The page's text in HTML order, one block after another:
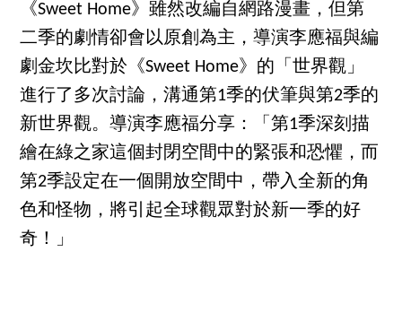
《Sweet Home》雖然改編自網路漫畫，但第
二季的劇情卻會以原創為主，導演李應福與編
劇金坎比對於《Sweet Home》的「世界觀」
進行了多次討論，溝通第1季的伏筆與第2季的
新世界觀。導演李應福分享：「第1季深刻描
繪在綠之家這個封閉空間中的緊張和恐懼，而
第2季設定在一個開放空間中，帶入全新的角
色和怪物，將引起全球觀眾對於新一季的好
奇！」